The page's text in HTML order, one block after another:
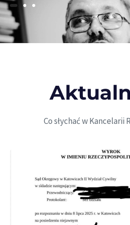
Co słychać w Kancelarii